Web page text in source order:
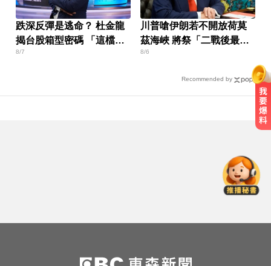
跌深反彈是逃命？ 杜金龍
揭台股箱型密碼 「這檔」
手腳要快
8/7
川普嗆伊朗若不開放荷莫
茲海峽 將祭「二戰後最大
攻擊」
8/6
Recommended by
統一獅8:2味全龍
千金股跌落神壇！國巨收540元 分